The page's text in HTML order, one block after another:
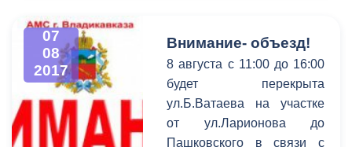
обсуждению стали
вопросы особой работы
местного самоуправления
столицы Северной Осетии
в части решения проблем
приграничной зоны. В
07
08
2017
Внимание- объезд!
8 августа с 11:00 до 16:00
будет перекрыта
ул.Б.Ватаева на участке
от ул.Ларионова до
Пашковского в связи с